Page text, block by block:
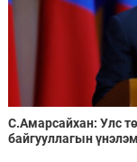
С.Амарсайхан: Улс
байгууллагын